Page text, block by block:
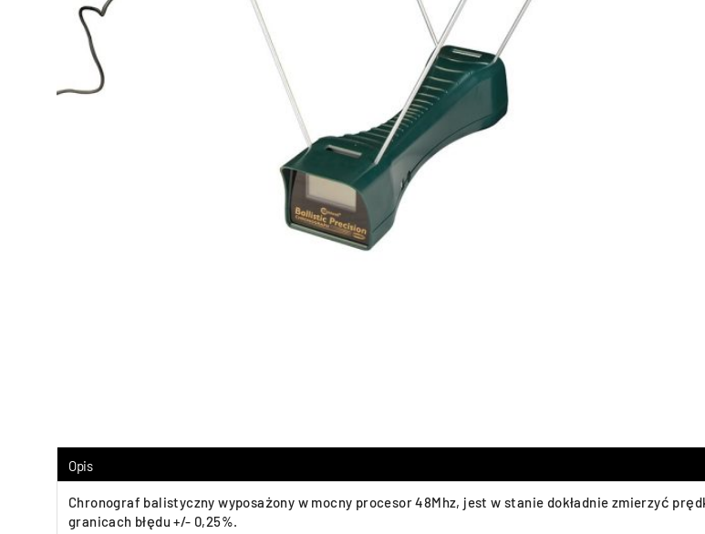
Opis
Chronograf balistyczny wyposażony w mocny procesor 48Mhz, jest w stanie dokładnie zmierzyć
granicach błędu +/- 0,25%.